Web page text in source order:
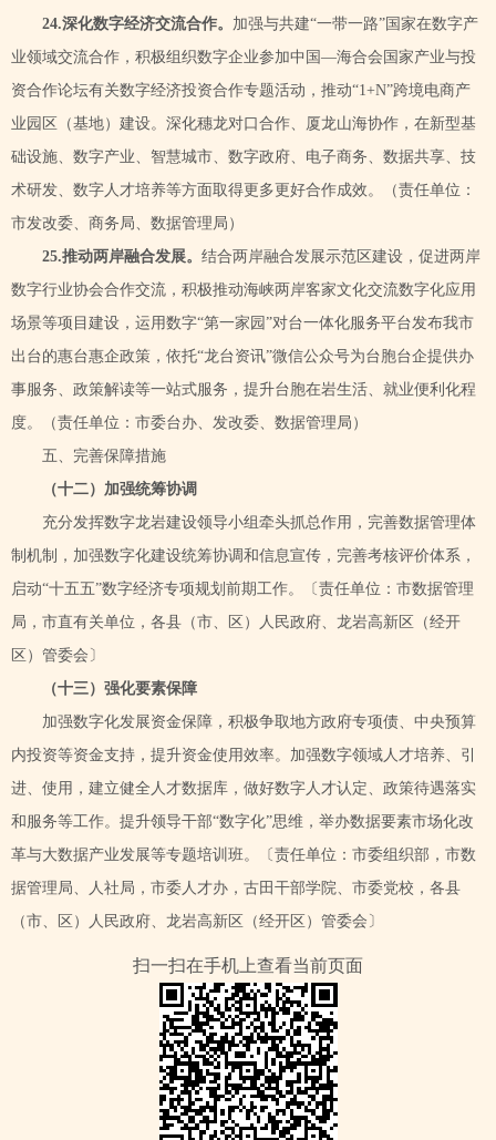
24.深化数字经济交流合作。 加强与共建“一带一路”国家在数字产
业领域交流合作，积极组织数字企业参加中国 —海合会国家产业与投
资合作论坛有关数字经济投资合作专题活动，推动“1+N”跨境电商产
业园区（基地）建设。深化穗龙对口合作、厦龙山海协作，在新型基
础设施、数字产业、智慧城市、数字政府、电子商务、数据共享、技
术研发、数字人才培养等方面取得更多更好合作成效。
（责任单位：
市发改委、商务局、数据管理局）
25.推动两岸融合发展。 结合两岸融合发展示范区建设，促进两岸
数字行业协会合作交流，积极推动海峡两岸客家文化交流数字化应用
场景等项目建设，运用数字“第一家园”对台一体化服务平台发布我市
出台的惠台惠企政策，依托“龙台资讯”微信公众号为台胞台企提供办
事服务、政策解读等一站式服务，提升台胞在岩生活、就业便利化程
度。
（责任单位：市委台办、发改委、数据管理局）
五、完善保障措施
（十二）加强统筹协调
充分发挥数字龙岩建设领导小组牵头抓总作用，完善数据管理体
制机制，加强数字化建设统筹协调和信息宣传，完善考核评价体系，
启动“十五五”数字经济专项规划前期工作。〔责任单位：市数据管理
局，市直有关单位，各县（市、区）人民政府、龙岩高新区（经开
区）管委会〕
（十三）强化要素保障
加强数字化发展资金保障，积极争取地方政府专项债、中央预算
内投资等资金支持，提升资金使用效率。加强数字领域人才培养、引
进、使用，建立健全人才数据库，做好数字人才认定、政策待遇落实
和服务等工作。 提升领导干部“数字化”思维，举办数据要素市场化改
革与大数据产业发展等专题培训班。
〔责任单位：市委组织部，市数
据管理局、人社局，市委人才办，古田干部学院、市委党校，各县
（市、区）人民政府、龙岩高新区（经开区）管委会〕
扫一扫在手机上查看当前页面